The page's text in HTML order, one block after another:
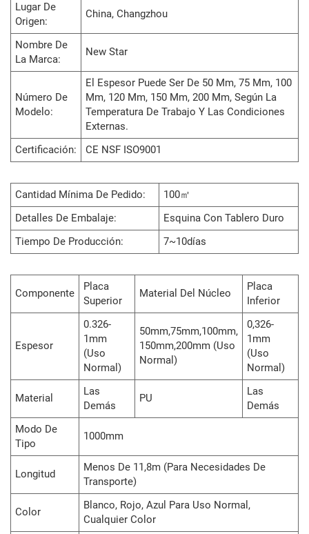
Lugar De
Origen:
China, Changzhou
Nombre De
La Marca:
New Star
Número De
Modelo:
El Espesor Puede Ser De 50 Mm, 75 Mm, 100
Mm, 120 Mm, 150 Mm, 200 Mm, Según La
Temperatura De Trabajo Y Las Condiciones
Externas.
Certificación:
CE NSF ISO9001
Cantidad Mínima De Pedido:
100㎡
Detalles De Embalaje:
Esquina Con Tablero Duro
Tiempo De Producción:
7~10días
Componente
Placa
Superior
Material Del Núcleo
Placa
Inferior
Espesor
0.326-
1mm
(uso
Normal)
50mm,75mm,100mm,
150mm,200mm (uso
Normal)
0,326-
1mm
(uso
Normal)
Material
Las
Demás
PU
Las
Demás
Modo De
Tipo
1000mm
Longitud
Menos De 11,8m (para Necesidades De
Transporte)
Color
Blanco, Rojo, Azul Para Uso Normal,
Cualquier Color